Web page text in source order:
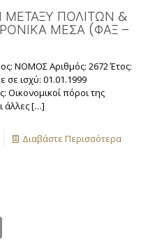
ΜΕΤΑΞΥ ΠΟΛΙΤΩΝ &
ΜΕΣΑ (ΦΑΞ –
ΝΟΜΟΣ Αριθμός: 2672 Έτος:
σε ισχύ: 01.01.1999
Οικονομικοί πόροι της
άλλες[…]
Διαβάστε Περισσότερα